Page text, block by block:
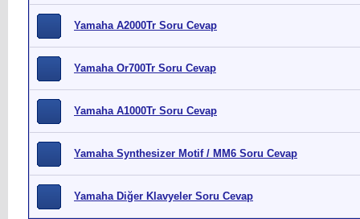
Yamaha A2000Tr Soru Cevap
Yamaha Or700Tr Soru Cevap
Yamaha A1000Tr Soru Cevap
Yamaha Synthesizer Motif / MM6 Soru Cevap
Yamaha Diğer Klavyeler Soru Cevap